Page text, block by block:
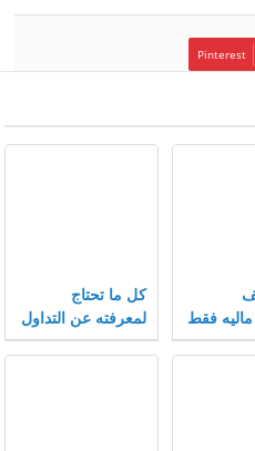
Pinterest
فقط
كل ما تحتاج
لمعرفته عن التداول
في سوق الفوركس